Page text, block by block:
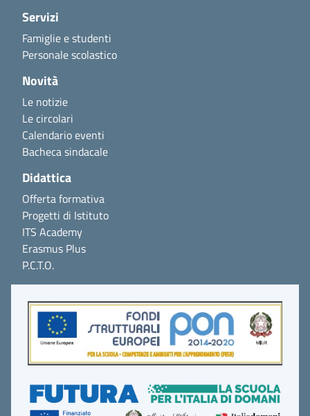
Servizi
Famiglie e studenti
Personale scolastico
Novità
Le notizie
Le circolari
Calendario eventi
Bacheca sindacale
Didattica
Offerta formativa
Progetti di Istituto
ITS Academy
Erasmus Plus
P.C.T.O.